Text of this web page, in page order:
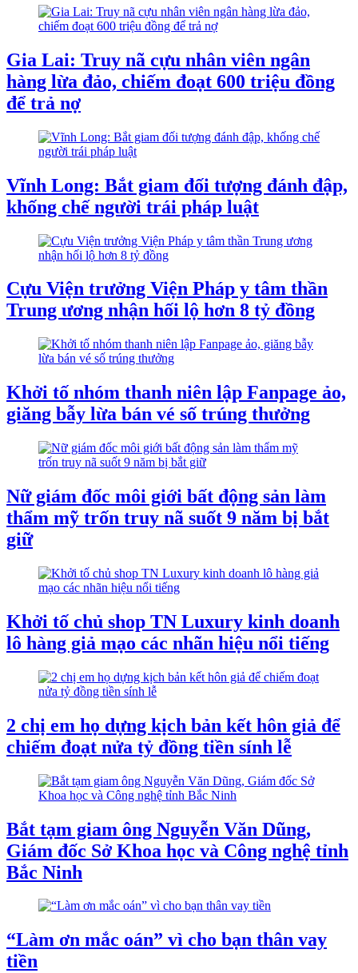
Gia Lai: Truy nã cựu nhân viên ngân
hàng lừa đảo, chiếm đoạt 600 triệu đồng
để trả nợ
Vĩnh Long: Bắt giam đối tượng đánh đập,
khống chế người trái pháp luật
Cựu Viện trưởng Viện Pháp y tâm thần
Trung ương nhận hối lộ hơn 8 tỷ đồng
​Khởi tố nhóm thanh niên lập Fanpage ảo,
giăng bẫy lừa bán vé số trúng thưởng
Nữ giám đốc môi giới bất động sản làm
thẩm mỹ trốn truy nã suốt 9 năm bị bắt
giữ
Khởi tố chủ shop TN Luxury kinh doanh
lô hàng giả mạo các nhãn hiệu nổi tiếng
2 chị em họ dựng kịch bản kết hôn giả để
chiếm đoạt nửa tỷ đồng tiền sính lễ
Bắt tạm giam ông Nguyễn Văn Dũng,
Giám đốc Sở Khoa học và Công nghệ tỉnh
Bắc Ninh
“Làm ơn mắc oán” vì cho bạn thân vay
tiền